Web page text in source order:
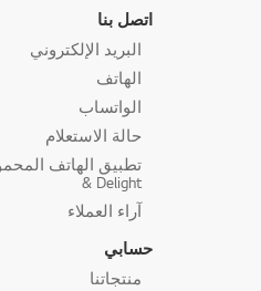
اتصل بنا
البريد الإلكتروني
الهاتف
الواتساب
حالة الاستعلام
& Delight
آراء العملاء
حسابي
منتجاتنا